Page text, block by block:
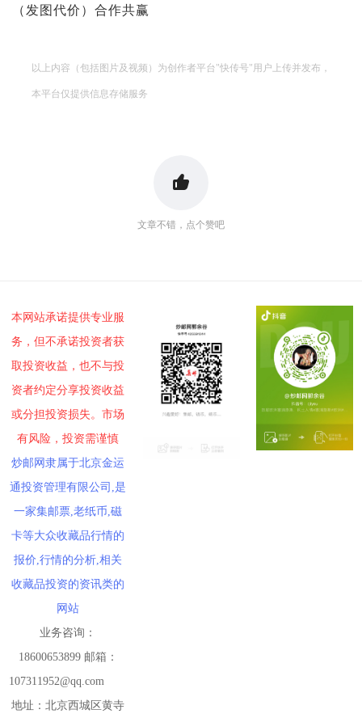
（发图代价）合作共赢
以上内容（包括图片及视频）为创作者平台"快传号"用户上传并发布，
本平台仅提供信息存储服务
文章不错，点个赞吧
本网站承诺提供专业服
务，但不承诺投资者获
取投资收益，也不与投
资者约定分享投资收益
或分担投资损失。市场
有风险，投资需谨慎
炒邮网隶属于北京金运
通投资管理有限公司,是
一家集邮票,老纸币,磁
卡等大众收藏品行情的
报价,行情的分析,相关
收藏品投资的资讯类的
网站
业务咨询：
18600653899 邮箱：
107311952@qq.com
地址：北京西城区黄寺